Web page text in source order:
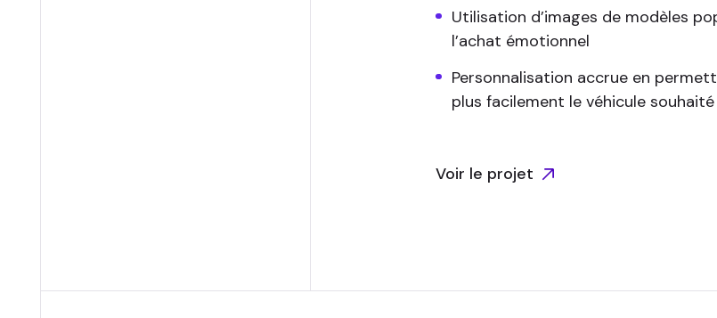
Utilisation d’images de modèles
l’achat émotionnel
Personnalisation accrue en
plus facilement le véhicule souhaité
Voir le projet